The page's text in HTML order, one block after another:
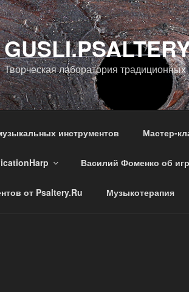
Творческая лаборатория
инструментов Мастер-
Василий Фоменко об
от Psaltery.Ru Музыкотерапия